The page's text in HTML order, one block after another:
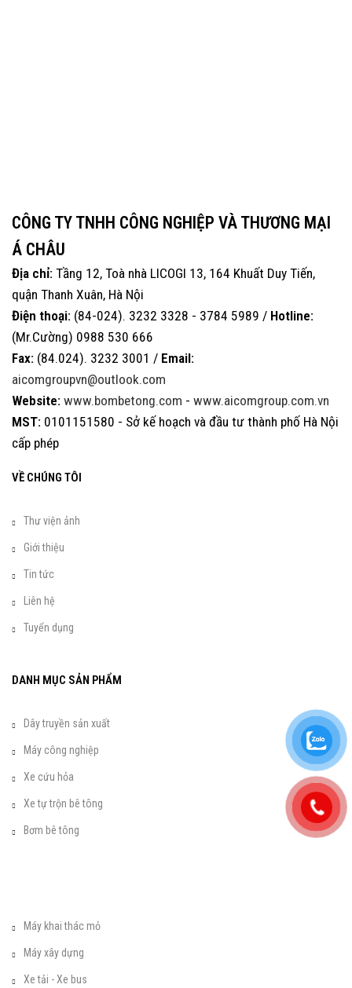
CÔNG TY TNHH CÔNG NGHIỆP VÀ THƯƠNG MẠI
Á CHÂU
Địa chỉ: Tầng 12, Toà nhà LICOGI 13, 164 Khuất Duy Tiến,
quận Thanh Xuân, Hà Nội
Điện thoại: (84-024). 3232 3328 - 3784 5989 / Hotline:
(Mr.Cường) 0988 530 666
Fax: (84.024). 3232 3001 / Email:
aicomgroupvn@outlook.com
Website: www.bombetong.com - www.aicomgroup.com.vn
MST: 0101151580 - Sở kế hoạch và đầu tư thành phố Hà Nội
cấp phép
VỀ CHÚNG TÔI
Thư viện ảnh
Giới thiệu
Tin tức
Liên hệ
Tuyển dụng
DANH MỤC SẢN PHẨM
Dây truyền sản xuất
Máy công nghiệp
Xe cứu hỏa
Xe tự trộn bê tông
Bơm bê tông
Máy khai thác mỏ
Máy xây dựng
Xe tải - Xe bus